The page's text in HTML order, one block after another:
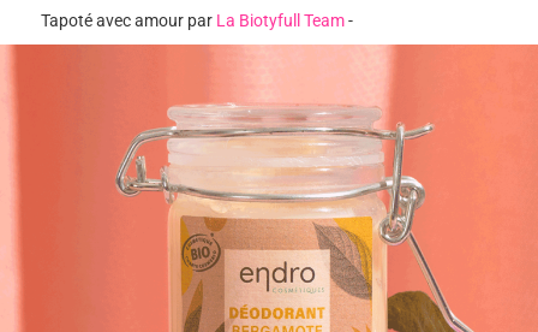
Tapoté avec amour par La Biotyfull Team-